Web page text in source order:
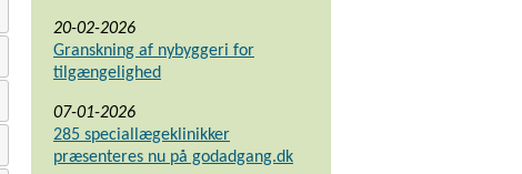
20-02-2026
Granskning af nybyggeri for
tilgængelighed
07-01-2026
285 speciallægeklinikker
præsenteres nu på godadgang.dk